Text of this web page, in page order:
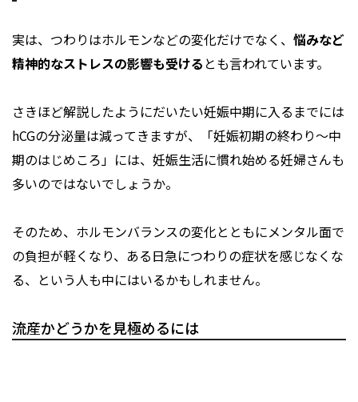
実は、つわりはホルモンなどの変化だけでなく、 悩みなど
精神的なストレスの影響も受ける とも言われています。
さきほど解説したようにだいたい妊娠中期に入るまでには
hCGの分泌量は減ってきますが、「妊娠初期の終わり～中
期のはじめころ」には、妊娠生活に慣れ始める妊婦さんも
多いのではないでしょうか。
そのため、ホルモンバランスの変化とともにメンタル面で
の負担が軽くなり、ある日急につわりの症状を感じなくな
る、という人も中にはいるかもしれません。
流産かどうかを見極めるには